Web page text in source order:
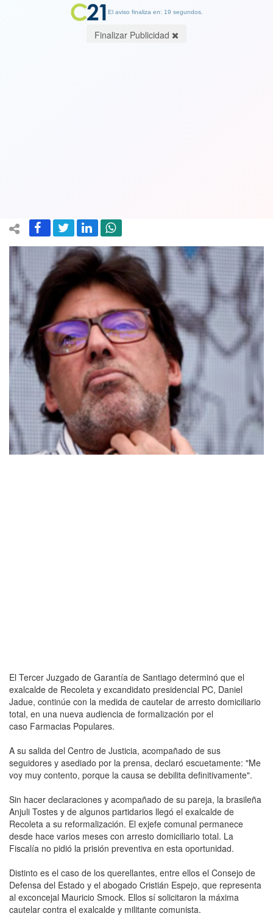
El Tercer Juzgado de Garantía de Santiago determinó que el
exalcalde de Recoleta y excandidato presidencial PC, Daniel
Jadue, continúe con la medida de cautelar de arresto domiciliario
total, en una nueva audiencia de formalización por el
caso Farmacias Populares.
A su salida del Centro de Justicia, acompañado de sus
seguidores y asediado por la prensa, declaró escuetamente: "Me
voy muy contento, porque la causa se debilita definitivamente".
Sin hacer declaraciones y acompañado de su pareja, la brasileña
Anjuli Tostes y de algunos partidarios llegó el exalcalde de
Recoleta a su reformalización. El exjefe comunal permanece
desde hace varios meses con arresto domiciliario total. La
Fiscalía no pidió la prisión preventiva en esta oportunidad.
Distinto es el caso de los querellantes, entre ellos el Consejo de
Defensa del Estado y el abogado Cristián Espejo, que representa
al exconcejal Mauricio Smock. Ellos sí solicitaron la máxima
cautelar contra el exalcalde y militante comunista.
El aviso finaliza en: 19 segundos.
Finalizar Publicidad